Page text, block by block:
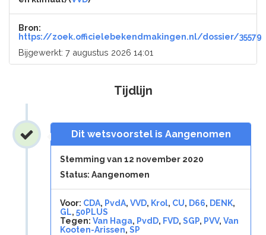
Bron:
https://zoek.officielebekendmakingen.nl/dossier/35579
Bijgewerkt: 7 augustus 2026 14:01
Tijdlijn
Dit wetsvoorstel is Aangenomen
Stemming van 12 november 2020
Status: Aangenomen
Voor: CDA, PvdA,VVD, Krol, CU, D66, DENK,
GL,50PLUS
Tegen: Van Haga, PvdD, FVD,SGP, PVV,Van
Kooten-Arissen,SP